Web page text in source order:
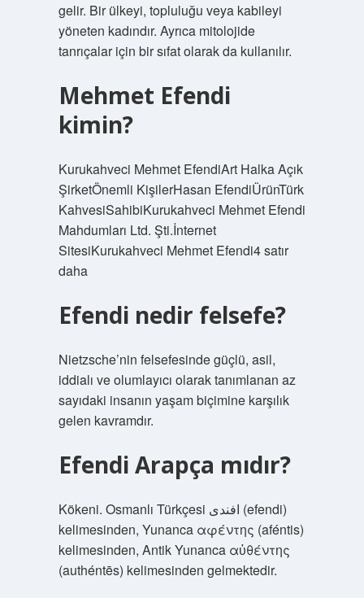
gelir. Bir ülkeyi, topluluğu veya kabileyi
yöneten kadındır. Ayrıca mitolojide
tanrıçalar için bir sıfat olarak da kullanılır.
Mehmet Efendi
kimin?
Kurukahveci Mehmet EfendiArt Halka Açık
ŞirketÖnemli KişilerHasan EfendiÜrünTürk
KahvesiSahibiKurukahveci Mehmet Efendi
Mahdumları Ltd. Şti.İnternet
SitesiKurukahveci Mehmet Efendi4 satır
daha
Efendi nedir felsefe?
Nietzsche’nin felsefesinde güçlü, asil,
iddialı ve olumlayıcı olarak tanımlanan az
sayıdaki insanın yaşam biçimine karşılık
gelen kavramdır.
Efendi Arapça mıdır?
Kökeni. Osmanlı Türkçesi افندی‎ (efendi)
kelimesinden, Yunanca αφέντης (aféntis)
kelimesinden, Antik Yunanca αὐθέντης
(authéntēs) kelimesinden gelmektedir.